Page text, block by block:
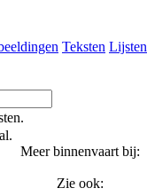
Teksten Lijsten
Meer binnenvaart bij:
Zie ook: